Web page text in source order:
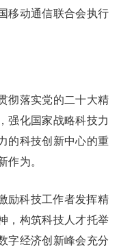
移动通信联合会执行
彻落实党的二十大精
强化国家战略科技力
的科技创新中心的重
作为。
励科技工作者发挥精
，构筑科技人才托举
字经济创新峰会充分